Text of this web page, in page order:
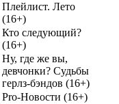
Плейлист. Лето
(16+)
Кто следующий?
(16+)
Ну, где же вы,
девчонки? Судьбы
герлз-бэндов (16+)
Pro-Новости (16+)